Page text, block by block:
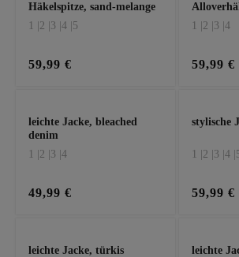
Häkelspitze, sand-melange
1 | 2 | 3 | 4 | 5
59,99 €
1 | 2 | 3 | 4
59,99 €
leichte Jacke, bleached
denim
1 | 2 | 3 | 4
49,99 €
stylische
1 | 2 | 3 | 4 |
59,99 €
leichte Jacke, türkis
leichte